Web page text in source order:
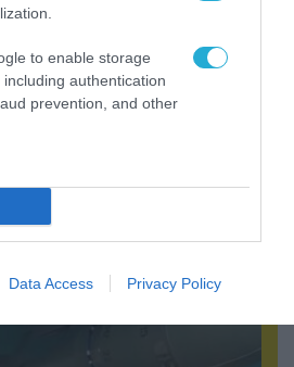
to enable storage
authentication
prevention, and other
Data Access Privacy Policy
φωτογραφίες
ισραηλινών αεροσκαφών &